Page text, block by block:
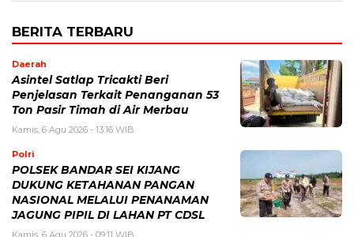
BERITA TERBARU
Daerah
Asintel Satlap Tricakti Beri
Penjelasan Terkait Penanganan 53
Ton Pasir Timah di Air Merbau
Kamis, 6 Agu 2026 - 13:16 WIB
Polri
POLSEK BANDAR SEI KIJANG
DUKUNG KETAHANAN PANGAN
NASIONAL MELALUI PENANAMAN
JAGUNG PIPIL DI LAHAN PT CDSL
Kamis, 6 Agu 2026 - 09:11 WIB